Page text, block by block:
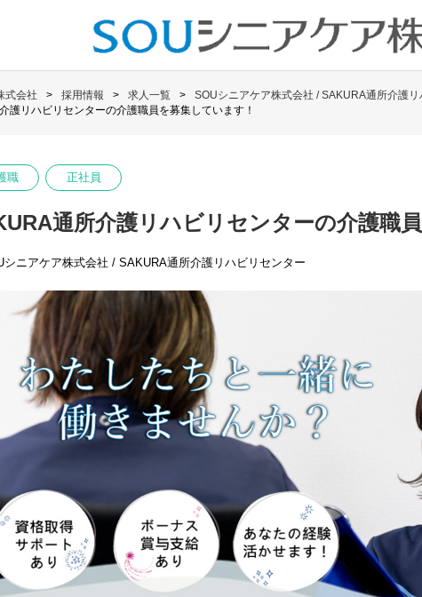
式会社 採用情報 求人一覧
SOUシニアケア株式会社 / SAKURA通所介護
護リハビリセンターの介護職員を募集しています！
職 正社員
通所介護リハビリセンターの介護職
シニアケア株式会社 / SAKURA通所介護リハビリセンター